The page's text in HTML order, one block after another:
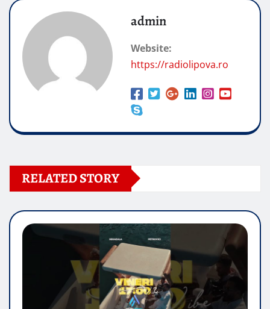
admin
Website:
https://radiolipova.ro
RELATED STORY